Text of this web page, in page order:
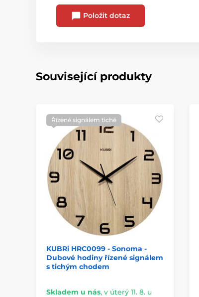
Položit dotaz
Související produkty
Řízené signálem tiché
KUBRi HRC0099 - Sonoma -
Dubové hodiny řízené signálem
s tichým chodem
Skladem u nás, v úterý 11. 8. u